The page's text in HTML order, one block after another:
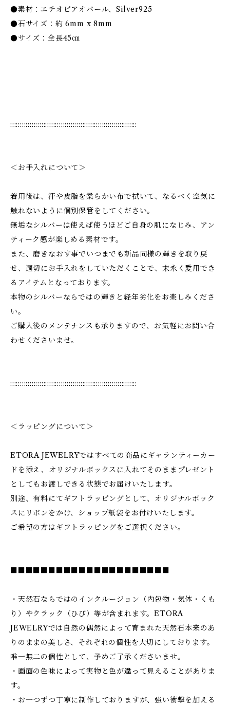
●素材：エチオピアオパール、Silver925
●石サイズ：約 6mm x 8mm
●サイズ：全長45㎝
:::::::::::::::::::::::::::::::::::::::::::::::::::::::::::::::::
＜お手入れについて＞
着用後は、汗や皮脂を柔らかい布で拭いて、なるべく空気に
触れないように個別保管をしてください。
無垢なシルバーは使えば使うほどご自身の肌になじみ、アン
ティーク感が楽しめる素材です。
また、磨きなおす事でいつまでも新品同様の輝きを取り戻
せ、適切にお手入れをしていただくことで、末永く愛用でき
るアイテムとなっております。
本物のシルバーならではの輝きと経年劣化をお楽しみくださ
い。
ご購入後のメンテナンスも承りますので、お気軽にお問い合
わせくださいませ。
:::::::::::::::::::::::::::::::::::::::::::::::::::::::::::::::::
＜ラッピングについて＞
ETORA JEWELRYではすべての商品にギャランティーカー
ドを添え、オリジナルボックスに入れてそのままプレゼント
としてもお渡しできる状態でお届けいたします。
別途、有料にてギフトラッピングとして、オリジナルボック
スにリボンをかけ、ショップ紙袋をお付けいたします。
ご希望の方はギフトラッピングをご選択ください。
■■■■■■■■■■■■■■■■■■■■■
・天然石ならではのインクルージョン（内包物・気体・くも
り）やクラック（ひび）等が含まれます。ETORA
JEWELRYでは自然の偶然によって育まれた天然石本来のあ
りのままの美しさ、それぞれの個性を大切にしております。
唯一無二の個性として、予めご了承くださいませ。
・画面の色味によって実物と色が違って見えることがありま
す。
・お一つずつ丁寧に制作しておりますが、強い衝撃を加える